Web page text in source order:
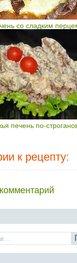
со сладким
печень по-
к рецепту: